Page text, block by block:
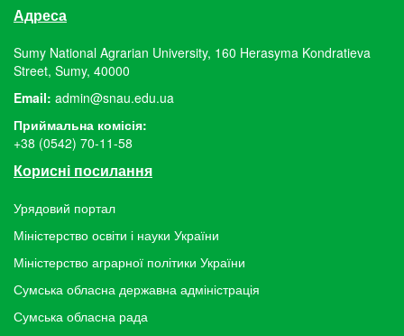
Адреса
Sumy National Agrarian University, 160 Herasyma Kondratieva
Street, Sumy, 40000
Email: admin@snau.edu.ua
Приймальна комісія:
+38 (0542) 70-11-58
Корисні посилання
Урядовий портал
Міністерство освіти і науки України
Міністерство аграрної політики України
Сумська обласна державна адміністрація
Сумська обласна рада